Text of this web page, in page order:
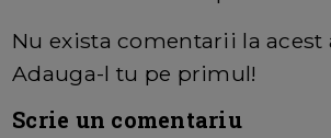
Nu exista comentarii la acest
Adauga-l tu pe primul!
Scrie un comentariu